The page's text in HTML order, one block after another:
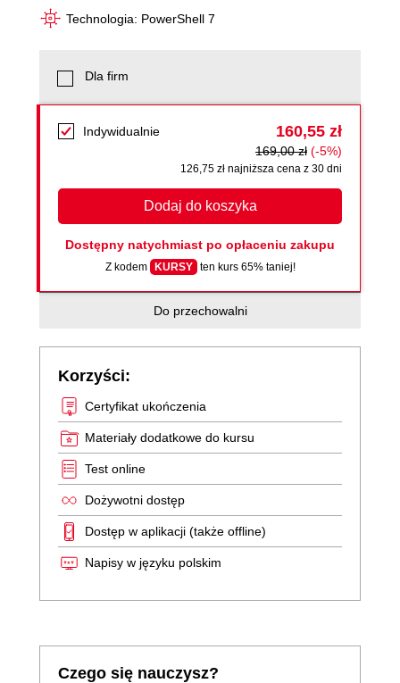
Technologia: PowerShell 7
Dla firm
Indywidualnie 160,55 zł
169,00 zł (-5%)
126,75 zł najniższa cena z 30 dni
Dodaj do koszyka
Dostępny natychmiast po opłaceniu zakupu
Z kodem KURSY ten kurs 65% taniej!
Do przechowalni
Korzyści:
Certyfikat ukończenia
Materiały dodatkowe do kursu
Test online
Dożywotni dostęp
Dostęp w aplikacji (także offline)
Napisy w języku polskim
Czego się nauczysz?